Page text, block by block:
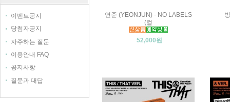
이벤트공지
당첨자공지
자주하는 질문
이용안내 FAQ
공지사항
질문과 대답
연준 (YEONJUN) - NO LABELS
(컬
52,000원